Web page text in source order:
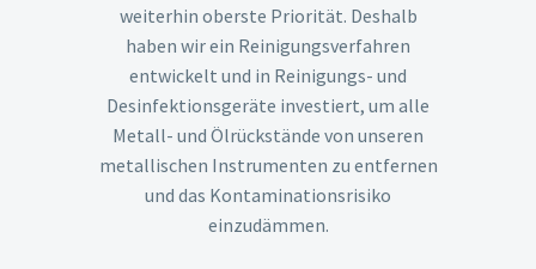
weiterhin oberste Priorität. Deshalb
haben wir ein Reinigungsverfahren
entwickelt und in Reinigungs- und
Desinfektionsgeräte investiert, um alle
Metall- und Ölrückstände von unseren
metallischen Instrumenten zu entfernen
und das Kontaminationsrisiko
einzudämmen.